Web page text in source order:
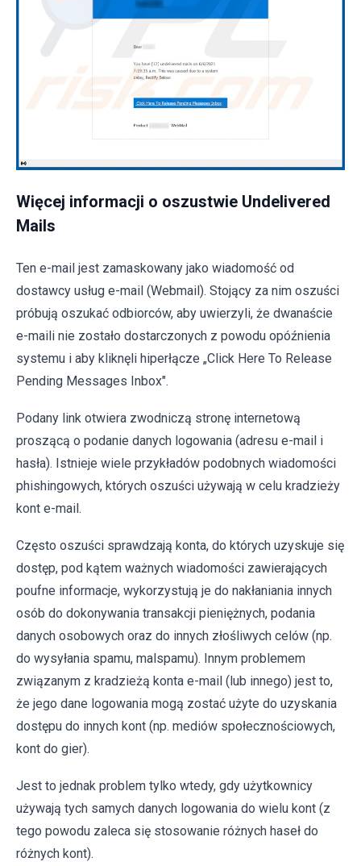
Więcej informacji o oszustwie Undelivered
Mails
Ten e-mail jest zamaskowany jako wiadomość od
dostawcy usług e-mail (Webmail). Stojący za nim oszuści
próbują oszukać odbiorców, aby uwierzyli, że dwanaście
e-maili nie zostało dostarczonych z powodu opóźnienia
systemu i aby kliknęli hiperłącze „Click Here To Release
Pending Messages Inbox".
Podany link otwiera zwodniczą stronę internetową
proszącą o podanie danych logowania (adresu e-mail i
hasła). Istnieje wiele przykładów podobnych wiadomości
phishingowych, których oszuści używają w celu kradzieży
kont e-mail.
Często oszuści sprawdzają konta, do których uzyskuje się
dostęp, pod kątem ważnych wiadomości zawierających
poufne informacje, wykorzystują je do nakłaniania innych
osób do dokonywania transakcji pieniężnych, podania
danych osobowych oraz do innych złośliwych celów (np.
do wysyłania spamu, malspamu). Innym problemem
związanym z kradzieżą konta e-mail (lub innego) jest to,
że jego dane logowania mogą zostać użyte do uzyskania
dostępu do innych kont (np. mediów społecznościowych,
kont do gier).
Jest to jednak problem tylko wtedy, gdy użytkownicy
używają tych samych danych logowania do wielu kont (z
tego powodu zaleca się stosowanie różnych haseł do
różnych kont).